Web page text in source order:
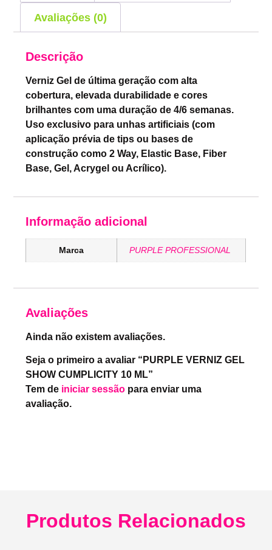
Avaliações (0)
Descrição
Verniz Gel de última geração com alta
cobertura, elevada durabilidade e cores
brilhantes com uma duração de 4/6 semanas.
Uso exclusivo para unhas artificiais (com
aplicação prévia de tips ou bases de
construção como 2 Way, Elastic Base, Fiber
Base, Gel, Acrygel ou Acrílico).
Informação adicional
Marca PURPLE PROFESSIONAL
Avaliações
Ainda não existem avaliações.
Seja o primeiro a avaliar “PURPLE VERNIZ GEL
SHOW CUMPLICITY 10 ML”
Tem de iniciar sessão para enviar uma
avaliação.
Produtos Relacionados